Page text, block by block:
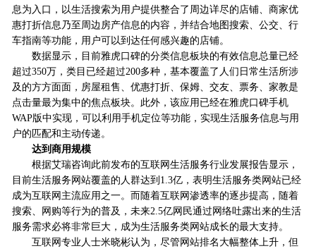
息为入口，以生活搜索为用户提供整合了周边详尽的店铺、商家优
惠打折信息乃至周边房产信息的内容，并结合地图搜索、公交、行
车指南等功能，用户可以到达任何感兴趣的店铺。
数据显示，目前雅虎口碑的分类信息板块的有效信息总量已经
超过350万，类目已经超过200多种，基本覆盖了人们日常生活所涉
及的方方面面，房屋租售、优惠打折、保姆、交友、票务、家教是
点击量最为集中的焦点板块。此外，该应用已经在雅虎口碑手机
WAP版中实现，可以利用手机定位等功能，实现生活服务信息与用
户的匹配和主动传递。
达到商用规模
根据艾瑞咨询此前发布的互联网生活服务行业发展报告显示，
目前生活服务网站覆盖的人群达到1.3亿，表明生活服务类网站已经
成为互联网主流应用之一。而随着互联网渗透率的逐步提高，随着
搜索、网购等行为的普及，未来2.5亿网民通过网络吐露出来的生活
服务需求必将非常巨大，成为生活服务类网站成长的最大支持。
互联网专业人士米晓彬认为，尽管网站排名大幅整体上升，但